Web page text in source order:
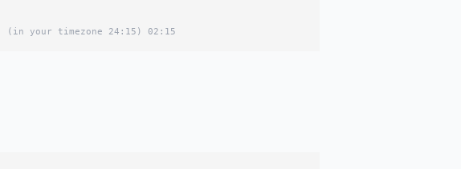
02:15
(24:15 in your timezone)